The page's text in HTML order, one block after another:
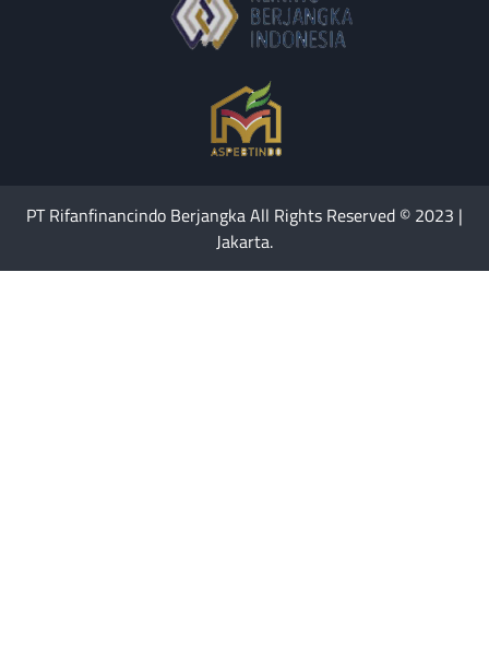
PT Rifanfinancindo Berjangka All Rights Reserved © 2023 |
Jakarta.